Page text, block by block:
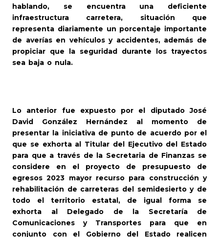
hablando, se encuentra una deficiente
infraestructura carretera, situación que
representa diariamente un porcentaje importante
de averías en vehículos y accidentes, además de
propiciar que la seguridad durante los trayectos
sea baja o nula.
Lo anterior fue expuesto por el diputado José
David González Hernández al momento de
presentar la iniciativa de punto de acuerdo por el
que se exhorta al Titular del Ejecutivo del Estado
para que a través de la Secretaria de Finanzas se
considere en el proyecto de presupuesto de
egresos 2023 mayor recurso para construcción y
rehabilitación de carreteras del semidesierto y de
todo el territorio estatal, de igual forma se
exhorta al Delegado de la Secretaría de
Comunicaciones y Transportes para que en
conjunto con el Gobierno del Estado realicen